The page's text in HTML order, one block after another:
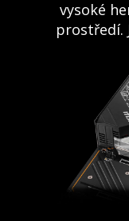
vysoké
prostředí.